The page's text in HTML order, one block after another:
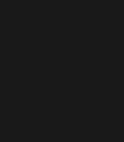
nueva ventana)
ventana)